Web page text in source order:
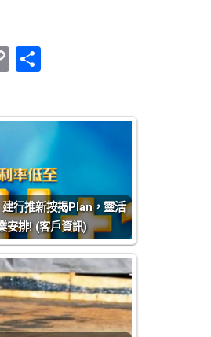
Copy
建行推新按揭Plan，靈活
安排! (客戶資訊)